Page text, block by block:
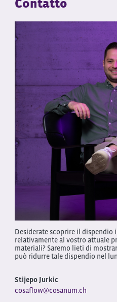
Contatto
Desiderate scoprire il
relativamente al vostro attuale
materiali? Saremo lieti di
può ridurre tale dispendio nel
Stijepo Jurkic
cosaflow@cosanum.ch